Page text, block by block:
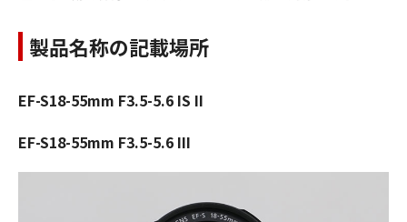
製品名称の記載場所
EF-S18-55mm F3.5-5.6 IS II
EF-S18-55mm F3.5-5.6 III